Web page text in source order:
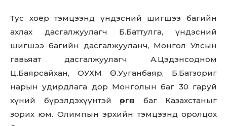
Тус хоёр тэмцээнд үндэсний шигшээ багийн
ахлах дасгалжуулагч Б.Баттулга, үндэсний
шигшээ багийн дасгалжууланч, Монгол Улсын
гавьяат дасгалжуулагч А.Цэдэнсодном
Ц.Баярсайхан, ОУХМ Ө.Ууганбаяр, Б.Батзориг
нарын удирдлага дор Монголын баг 30 гаруй
хүний бүрэлдэхүүнтэй өргөн баг Казахстаныг
зорих юм. Олимпын эрхийн тэмцээнд оролцох